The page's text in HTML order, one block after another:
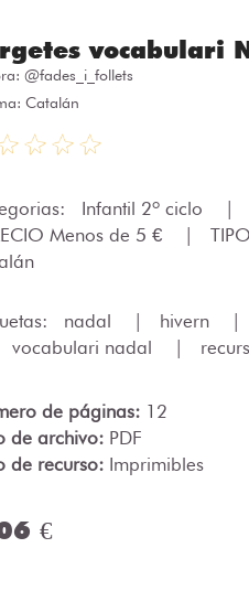
vocabulari
@fades_i_follets
Catalán
Infantil 2º ciclo
Menos de 5 €
nadal hivern
vocabulari nadal
de páginas: 12
de archivo: PDF
de recurso: Imprimibles
€